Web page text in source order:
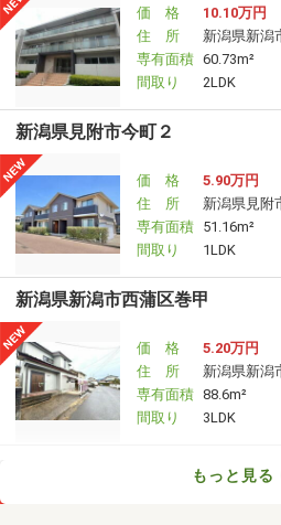
価 格
10.10万円
住 所
新潟県新潟
専有面積 60.73m²
間取り
2LDK
新潟県見附市今町２
価 格
5.90万円
住 所
新潟県見附
専有面積 51.16m²
間取り
1LDK
新潟県新潟市西蒲区巻甲
価 格
5.20万円
住 所
新潟県新潟
専有面積 88.6m²
間取り
3LDK
新潟県新潟市中央区東万代町
もっと見る